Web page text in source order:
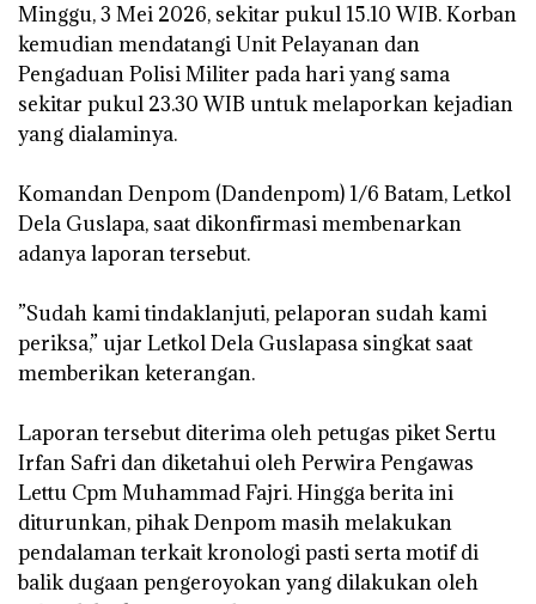
Minggu, 3 Mei 2026, sekitar pukul 15.10 WIB. Korban
kemudian mendatangi Unit Pelayanan dan
Pengaduan Polisi Militer pada hari yang sama
sekitar pukul 23.30 WIB untuk melaporkan kejadian
yang dialaminya.
‎Komandan Denpom (Dandenpom) 1/6 Batam, Letkol
Dela Guslapa, saat dikonfirmasi membenarkan
adanya laporan tersebut.
‎”Sudah kami tindaklanjuti, pelaporan sudah kami
periksa,” ujar Letkol Dela Guslapasa singkat saat
memberikan keterangan.
‎Laporan tersebut diterima oleh petugas piket Sertu
Irfan Safri dan diketahui oleh Perwira Pengawas
Lettu Cpm Muhammad Fajri. Hingga berita ini
diturunkan, pihak Denpom masih melakukan
pendalaman terkait kronologi pasti serta motif di
balik dugaan pengeroyokan yang dilakukan oleh